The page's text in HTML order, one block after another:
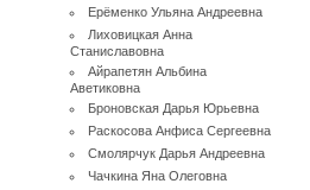
Ерёменко Ульяна Андреевна
Лиховицкая Анна
Станиславовна
Айрапетян Альбина
Аветиковна
Броновская Дарья Юрьевна
Раскосова Анфиса Сергеевна
Смолярчук Дарья Андреевна
Чачкина Яна Олеговна